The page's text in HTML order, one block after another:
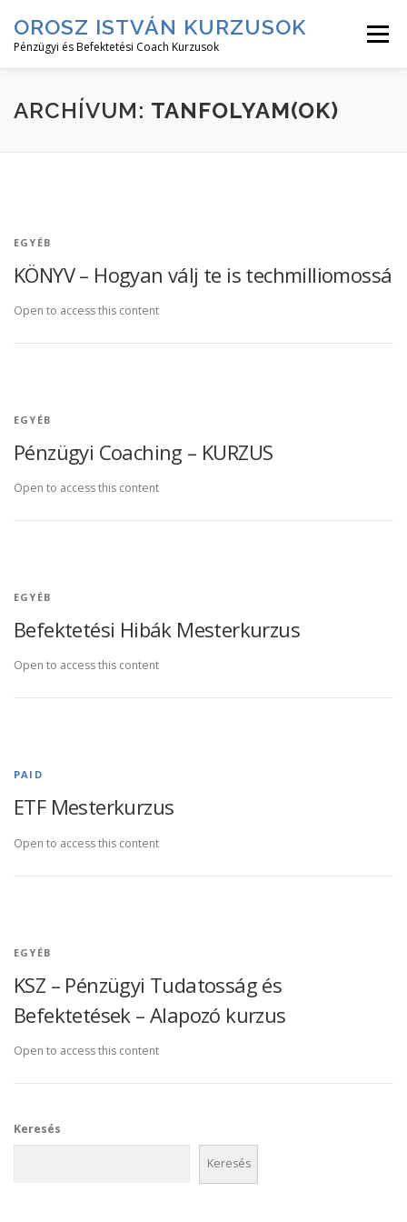
tartalomhoz
OROSZ ISTVÁN KURZUSOK
Pénzügyi és Befektetési Coach Kurzusok
Menü
RÓLAM↓ KURZUS LEÍRÁSOK↓ KURZUSOK
ARCHÍVUM: TANFOLYAM(OK)
EGYÉB
KÖNYV – Hogyan válj te is techmilliomossá
Open to access this content
EGYÉB
Pénzügyi Coaching – KURZUS
Open to access this content
EGYÉB
Befektetési Hibák Mesterkurzus
Open to access this content
PAID
ETF Mesterkurzus
Open to access this content
EGYÉB
KSZ – Pénzügyi Tudatosság és
Befektetések – Alapozó kurzus
Open to access this content
Keresés
Keresés